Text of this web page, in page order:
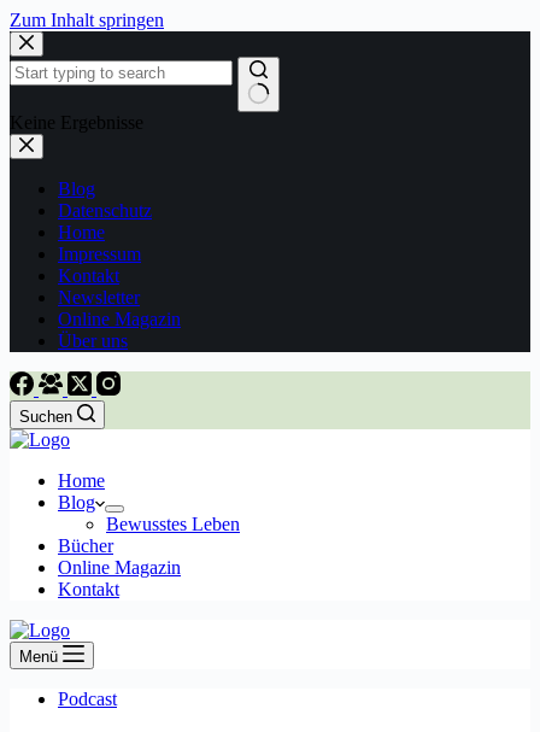
Zum Inhalt springen
Keine Ergebnisse
Blog
Datenschutz
Home
Impressum
Kontakt
Newsletter
Online Magazin
Über uns
Suchen
Home
Blog
Bewusstes Leben
Bücher
Online Magazin
Kontakt
Menü
Podcast